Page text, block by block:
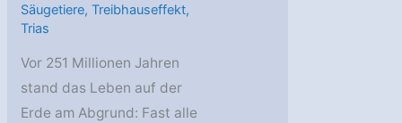
Säugetiere,Treibhauseffekt,
Trias
Vor 251 Millionen Jahren
stand das Leben auf der
Erde am Abgrund: Fast alle